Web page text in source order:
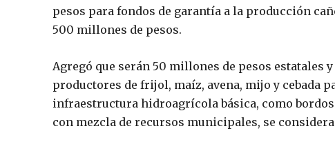
pesos para fondos de garantía a la producción
500 millones de pesos.
Agregó que serán 50 millones de pesos estatales
productores de frijol, maíz, avena, mijo y cebada
infraestructura hidroagrícola básica, como
con mezcla de recursos municipales, se